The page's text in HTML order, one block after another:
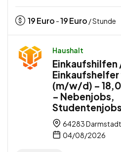
19Euro -19Euro / Stunde
Haushalt
Einkaufshilfen
(m/w/d) –
– Nebenjobs,
64283
04/08/2026